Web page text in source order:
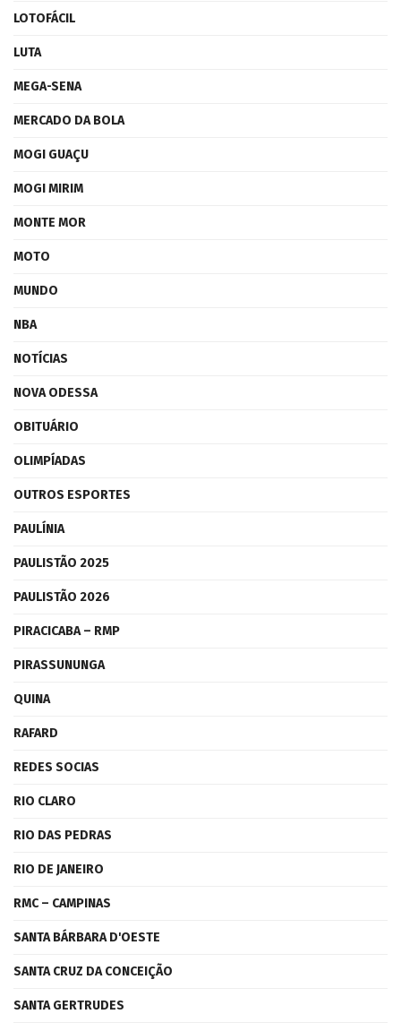
LOTOFÁCIL
LUTA
MEGA-SENA
MERCADO DA BOLA
MOGI GUAÇU
MOGI MIRIM
MONTE MOR
MOTO
MUNDO
NBA
NOTÍCIAS
NOVA ODESSA
OBITUÁRIO
OLIMPÍADAS
OUTROS ESPORTES
PAULÍNIA
PAULISTÃO 2025
PAULISTÃO 2026
PIRACICABA – RMP
PIRASSUNUNGA
QUINA
RAFARD
REDES SOCIAS
RIO CLARO
RIO DAS PEDRAS
RIO DE JANEIRO
RMC – CAMPINAS
SANTA BÁRBARA D'OESTE
SANTA CRUZ DA CONCEIÇÃO
SANTA GERTRUDES